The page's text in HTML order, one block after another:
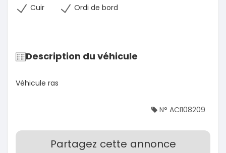
Cuir
Ordi de bord
Description du véhicule
Véhicule ras
N° ACI108209
Partagez cette annonce